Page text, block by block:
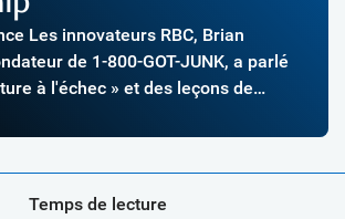
Les innovateurs RBC, Brian
de 1-800-GOT-JUNK, a parlé
à l'échec » et des leçons de
Temps de lecture